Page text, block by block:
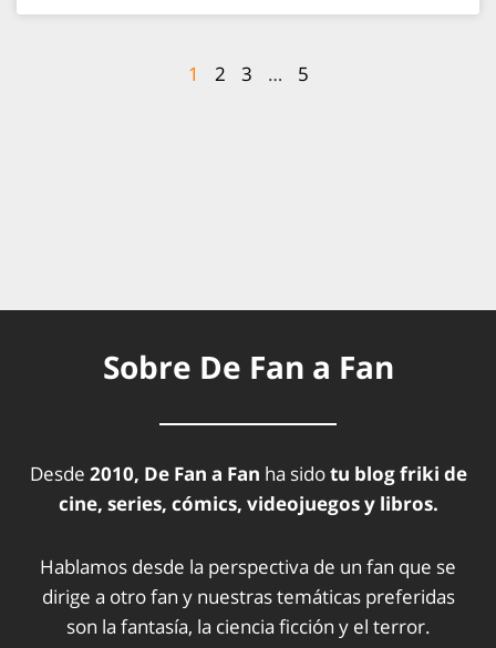
1 2 3 … 5
Sobre De Fan a Fan
Desde 2010, De Fan a Fan ha sidotu blog friki de
cine, series, cómics, videojuegos y libros.
Hablamos desde la perspectiva de un fan que se
dirige a otro fan y nuestras temáticas preferidas
son la fantasía, la ciencia ficción y el terror.